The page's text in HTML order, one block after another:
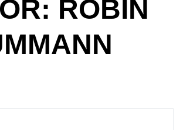
ROBIN